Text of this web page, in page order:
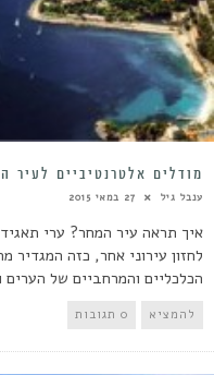
מודלים אלטרנטיביים לעיר
ענבל גיל 27 במאי 2015
איך תראה עיר המחר? ערי
לחזון עירוני אחר, כזה
הכלכליים והמרחביים של הערים
להמציא 0 תגובות